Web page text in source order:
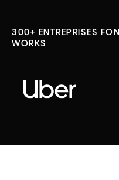
300+ ENTREPRISES
WORKS